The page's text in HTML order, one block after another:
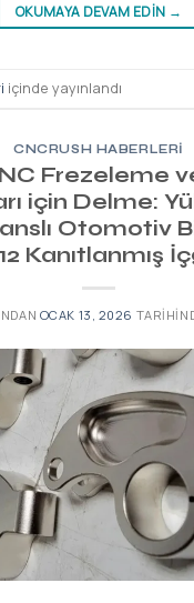
OKUMAYA DEVAM EDIN →
içinde yayınlandı
CNCRUSH HABERLERI
Frezeleme
için Delme:
Otomotiv
Kanıtlanmış
OCAK 13, 2026